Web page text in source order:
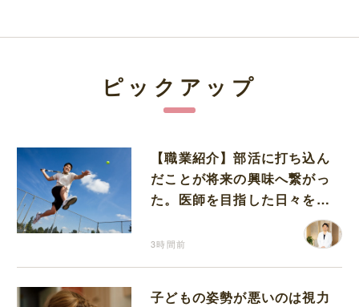
ピックアップ
【職業紹介】部活に打ち込ん
だことが将来の興味へ繋がっ
た。医師を目指した日々を振
3時間前
子どもの姿勢が悪いのは視力